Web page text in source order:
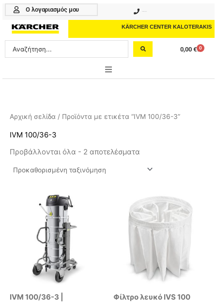
Μετάβαση
περιεχόμενο
Ο λογαριασμός μου
KÄRCHER CENTER KALOTERAKIS
Search
...
0,00 € 0
Cart
PROFESSIONAL
ΑΞΕΣΟΥΑΡ
ΚΑΘΑΡΙΣΤΙΚΑ
Αρχική σελίδα / Προϊόντα με ετικέτα “IVM 100/36-3”
IVM 100/36-3
Προβάλλονται όλα - 2 αποτελέσματα
IVM 100/36-3 |
Φίλτρο λευκό IVS 100